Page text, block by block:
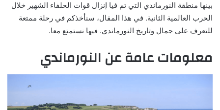
بينها منطقة النورماندي التي تم فيا إنزال قوات الحلفاء الشهير خلال
الحرب العالمية الثانية. في هذا المقال، سنأخذكم في رحلة ممتعة
للتعرف على جمال وتاريخ النورماندي. فيها نستمتع معا.
معلومات عامة عن النورماندي